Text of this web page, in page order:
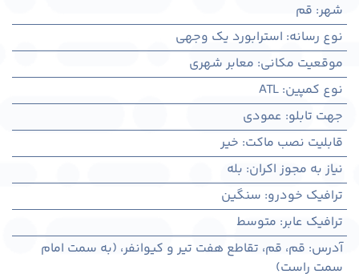
شهر: قم
نوع رسانه: استرابورد یک وجهی
موقعیت مکانی: معابر شهری
نوع کمپین:
ATL
جهت تابلو: عمودی
قابلیت نصب ماکت: خیر
نیاز به مجوز اکران: بله
ترافیک خودرو: سنگین
ترافیک عابر: متوسط
آدرس: قم، قم، تقاطع هفت تیر و کیوانفر، (به سمت امام
سمت راست)